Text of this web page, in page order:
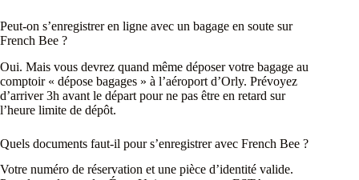
Peut-on s’enregistrer en ligne avec un bagage en soute sur
French Bee ?
Oui. Mais vous devrez quand même déposer votre bagage au
comptoir « dépose bagages » à l’aéroport d’Orly. Prévoyez
d’arriver 3h avant le départ pour ne pas être en retard sur
l’heure limite de dépôt.
Quels documents faut-il pour s’enregistrer avec French Bee ?
Votre numéro de réservation et une pièce d’identité valide.